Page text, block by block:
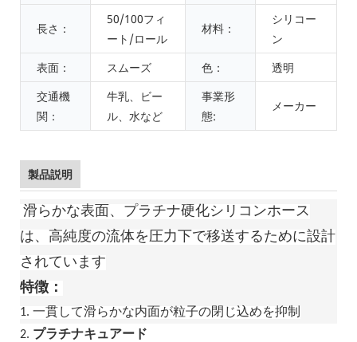
長さ：
50/100フィ
ート/ロール
材料：
シリコー
ン
表面：
スムーズ 色：
透明
交通機
関：
牛乳、ビー
ル、水など
事業形
態:
メーカー
製品説明
滑らかな表面、プラチナ硬化シリコンホース
は、高純度の流体を圧力下で移送するために設計
されています
特徴：
1. 一貫して滑らかな内面が粒子の閉じ込めを抑制
2. プラチナキュアード